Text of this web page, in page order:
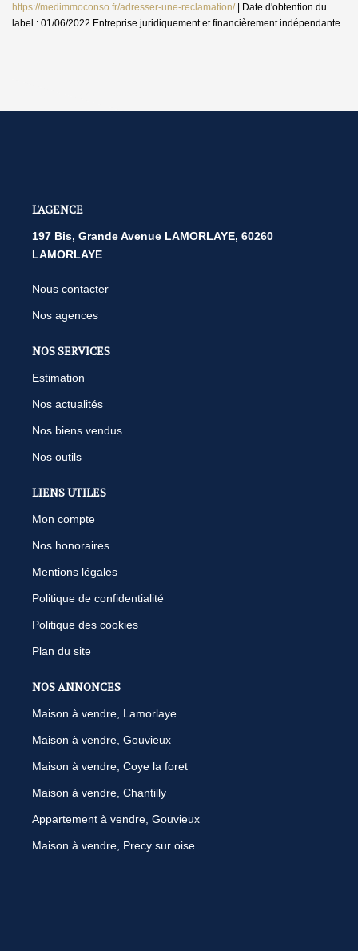
https://medimmoconso.fr/adresser-une-reclamation/| Date d'obtention du
label : 01/06/2022 Entreprise juridiquement et financièrement indépendante
L'AGENCE
197 Bis, Grande Avenue LAMORLAYE, 60260
LAMORLAYE
Nous contacter
Nos agences
NOS SERVICES
Estimation
Nos actualités
Nos biens vendus
Nos outils
LIENS UTILES
Mon compte
Nos honoraires
Mentions légales
Politique de confidentialité
Politique des cookies
Plan du site
NOS ANNONCES
Maison à vendre, Lamorlaye
Maison à vendre, Gouvieux
Maison à vendre, Coye la foret
Maison à vendre, Chantilly
Appartement à vendre, Gouvieux
Maison à vendre, Precy sur oise